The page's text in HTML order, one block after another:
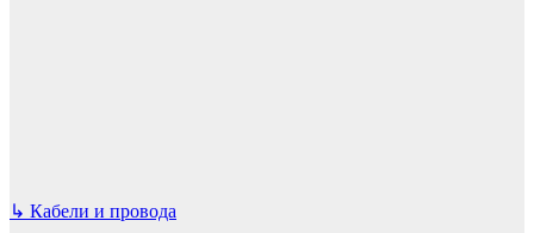
↳ Кабели и провода